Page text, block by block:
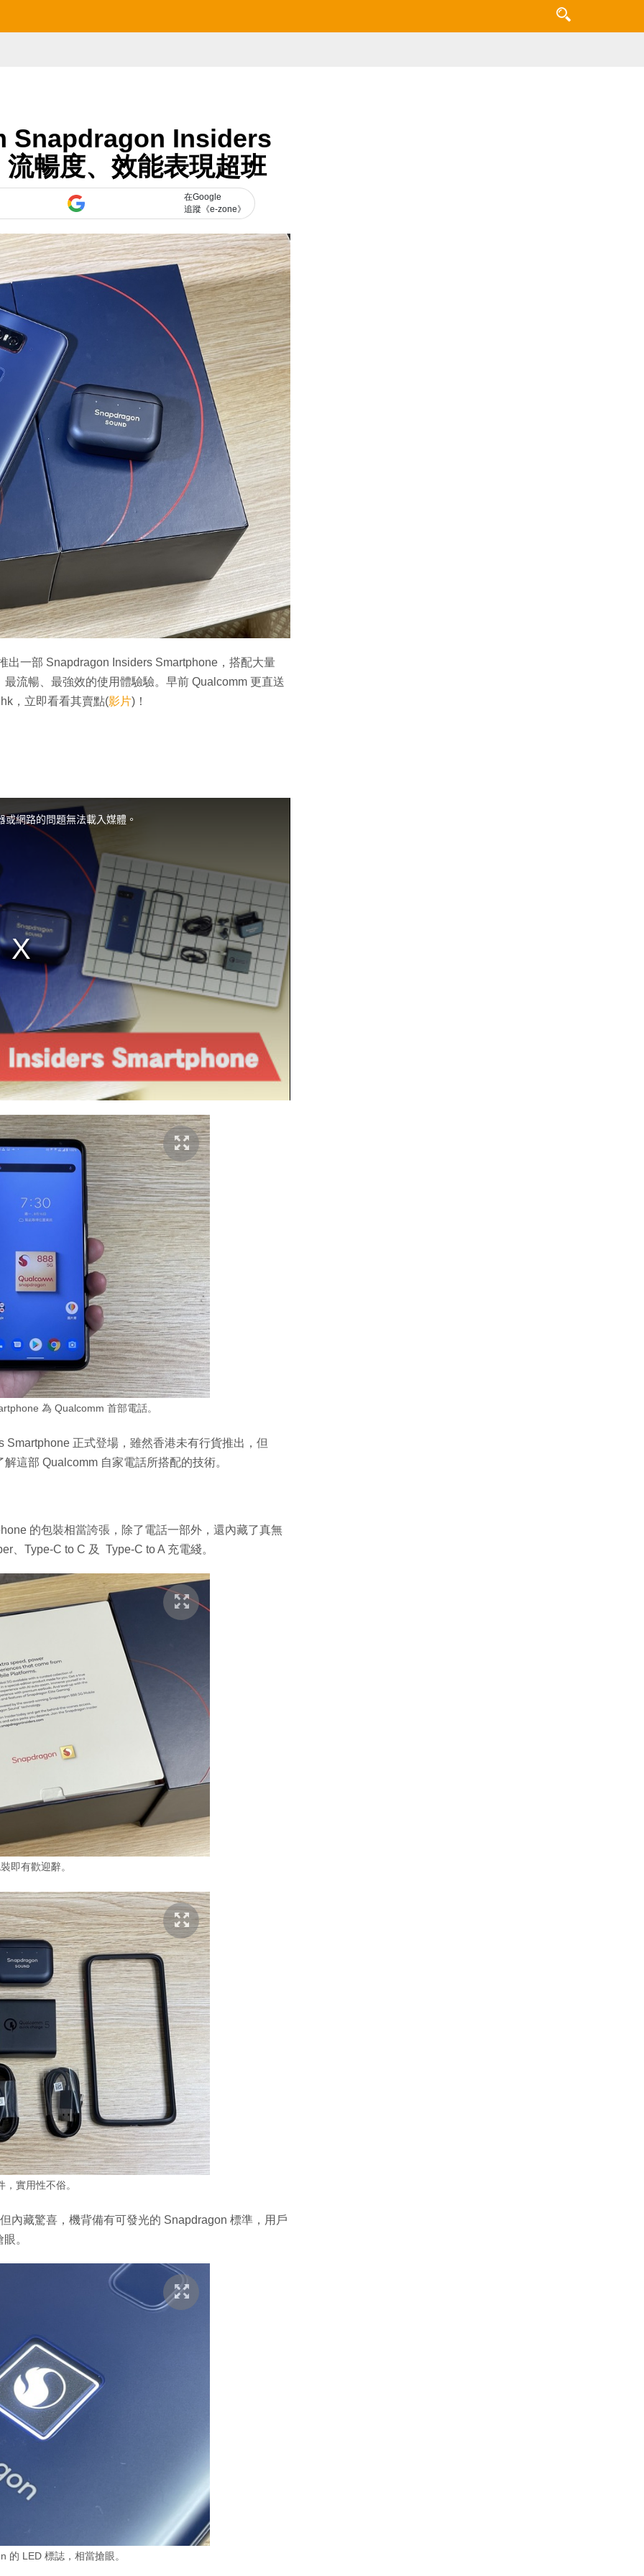
Snapdragon Insiders
暢度、效能表現超班
在Google
追蹤《e-zone》
出一部 Snapdragon Insiders Smartphone，搭配大量
流暢、最強效的使用體驗驗。早前 Qualcomm 更直送
，立即看看其賣點(影片)！
或網路的問題無法載入媒體。
為 Qualcomm 首部電話。
正式登場，雖然香港未有行貨推出，但
這部 Qualcomm 自家電話所搭配的技術。
的包裝相當誇張，除了電話一部外，還內藏了真無
、Type-C to C 及 Type-C to A 充電綫。
即有歡迎辭。
，實用性不俗。
內藏驚喜，機背備有可發光的 Snapdragon 標準，用戶
。
的 LED 標誌，相當搶眼。